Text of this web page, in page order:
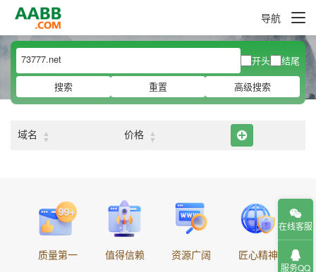
导航
开头
结尾
搜索
重置 高级搜索
域名 ▲
▼ 价格 ▲
▼
质量第一 值得信赖 资源广阔 匠心精神
在线客服
服务QQ